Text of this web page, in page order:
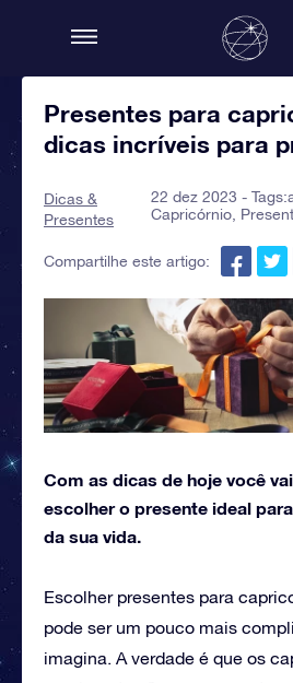
Presentes para
dicas incríveis para
Dicas &
Presentes
22 dez 2023 - Tags:
Capricórnio,
Compartilhe este artigo:
Com as dicas de hoje você
escolher o presente ideal
da sua vida.
Escolher presentes para
pode ser um pouco mais
imagina. A verdade é que os